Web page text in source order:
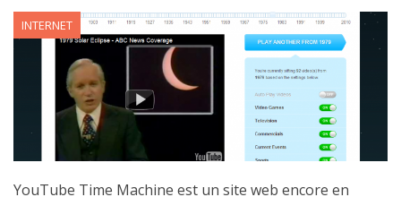
INTERNET
YouTube Time Machine est un site web encore en